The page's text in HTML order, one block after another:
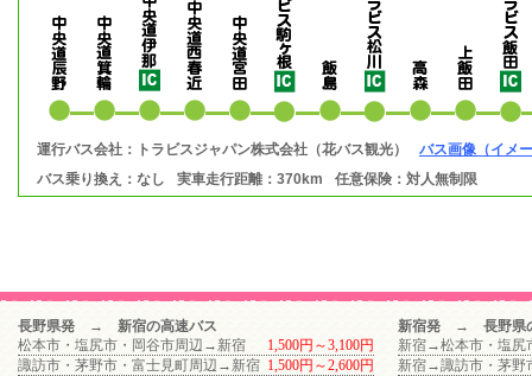
運行バス会社：トラビスジャパン株式会社（花バス観光）
バス画像（イメ
バス乗り換え：なし
実車走行距離：370km 任意保険：対人無制限
長野県発 → 新宿の高速バス
松本市・塩尻市・岡谷市周辺→新宿
1,500円～3,100円
諏訪市・茅野市・富士見町周辺→新宿 1,500円～2,600円
新宿発 → 長野県
新宿→松本市・塩尻
新宿→諏訪市・茅野